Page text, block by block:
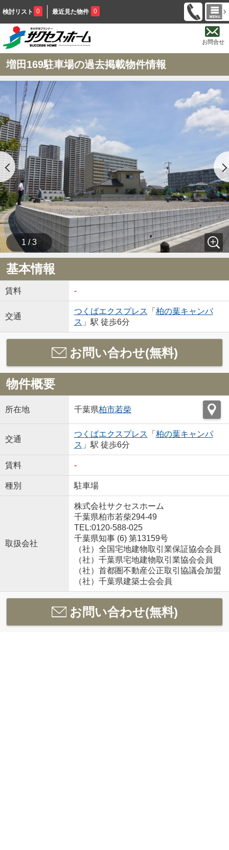
検討リスト 0 最近見た物件 0
お問合せ
増田169駐車場の過去掲載物件情報
1 / 3
基本情報
賃料 -
交通
つくばエクスプレス 「 柏の葉キャンパ
ス 」駅 徒歩6分
お問い合わせ(無料)
物件概要
所在地 千葉県柏市若柴
交通
つくばエクスプレス 「 柏の葉キャンパ
ス 」駅 徒歩6分
賃料 -
種別 駐車場
取扱会社
株式会社サクセスホーム
千葉県柏市若柴294-49
TEL:0120-588-025
千葉県知事 (6) 第13159号
（社）全国宅地建物取引業保証協会会員
（社）千葉県宅地建物取引業協会会員
（社）首都圏不動産公正取引協議会加盟
（社）千葉県建築士会会員
お問い合わせ(無料)